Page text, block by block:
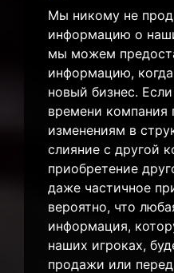
Мы никому не
информацию о
мы можем
информацию,
новый бизнес.
времени компания
изменениям в
слияние с другой
приобретение
даже частичное
вероятно, что
информация,
наших игроках,
продажи или